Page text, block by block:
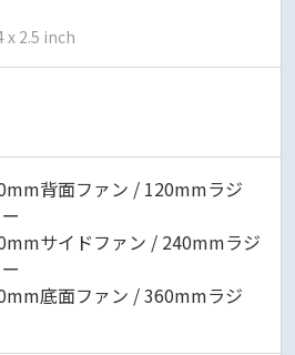
x 2.5 inch
背面ファン / 120mmラジ
サイドファン / 240mmラジ
底面ファン / 360mmラジ